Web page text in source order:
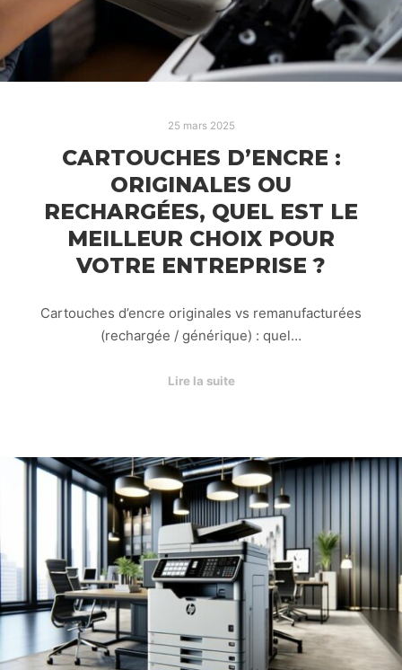
25 mars 2025
CARTOUCHES D’ENCRE :
ORIGINALES OU
RECHARGÉES, QUEL EST LE
MEILLEUR CHOIX POUR
VOTRE ENTREPRISE ?
Cartouches d’encre originales vs remanufacturées
(rechargée / générique) : quel…
Lire la suite